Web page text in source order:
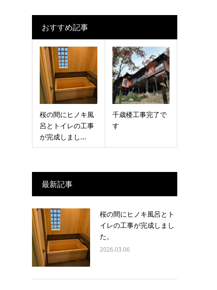
おすすめ記事
桜の間にヒノキ風
呂とトイレの工事
が完成しまし...
千歳楼工事完了で
す
最新記事
桜の間にヒノキ風呂とト
イレの工事が完成しまし
た。
2026.03.06